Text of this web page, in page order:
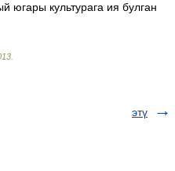
югары культурага ия булган
этү